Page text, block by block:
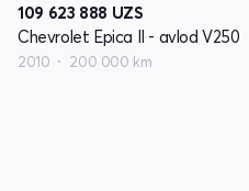
109 623 888 UZS
Chevrolet Epica II - avlod V250
2010 200 000 km